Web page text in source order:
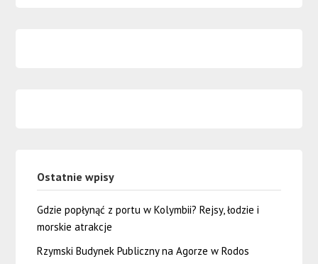
Ostatnie wpisy
Gdzie popłynąć z portu w Kolymbii? Rejsy, łodzie i
morskie atrakcje
Rzymski Budynek Publiczny na Agorze w Rodos